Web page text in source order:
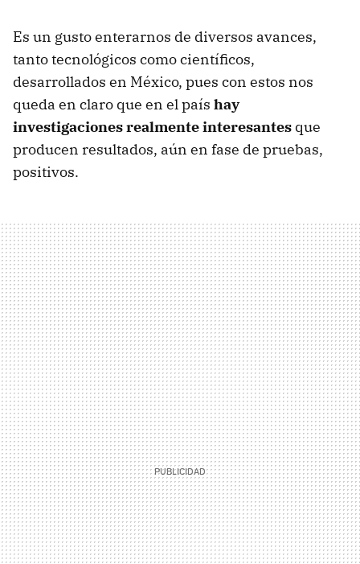
Es un gusto enterarnos de diversos avances,
tanto tecnológicos como científicos,
desarrollados en México, pues con estos nos
queda en claro que en el país hay
investigaciones realmente interesantes que
producen resultados, aún en fase de pruebas,
positivos.